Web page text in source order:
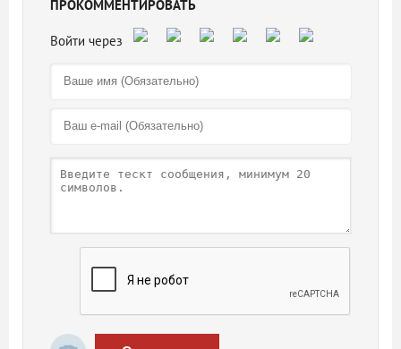
ПРОКОММЕНТИРОВАТЬ